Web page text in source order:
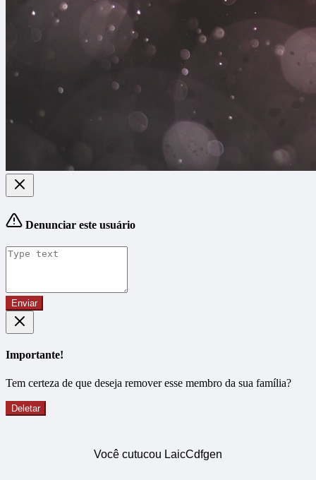
Denunciar este usuário
Enviar
Importante!
Tem certeza de que deseja remover esse membro da sua família?
Deletar
Você cutucou LaicCdfgen